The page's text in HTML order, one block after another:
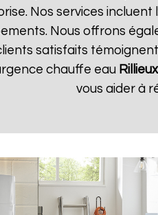
Nos services
Nous offrons
satisfaits
chauffe eau
vous aider à